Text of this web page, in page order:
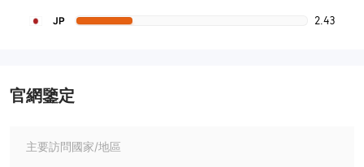
JP 2.43
官網鑒定
主要訪問國家/地區